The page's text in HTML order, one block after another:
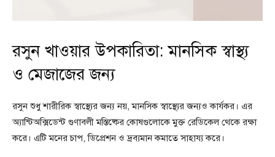
রসুন খাওয়ার উপকারিতা: মানসিক স্বাস্থ্য
ও মেজাজের জন্য
রসুন শুধু শারীরিক স্বাস্থ্যের জন্য নয়, মানসিক স্বাস্থ্যের জন্যও কার্যকর। এর
অ্যান্টিঅক্সিডেন্ট গুণাবলী মস্তিষ্কের কোষগুলোকে মুক্ত রেডিকেল থেকে রক্ষা
করে। এটি মনের চাপ, ডিপ্রেশন ও দ্রব্যমান কমাতে সাহায্য করে।